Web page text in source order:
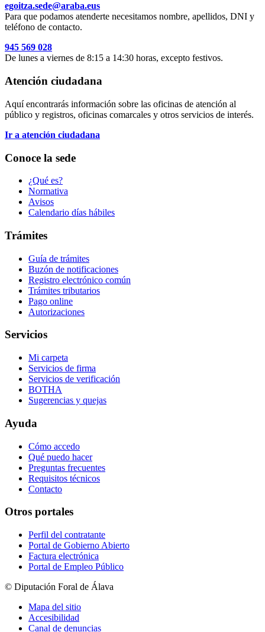
egoitza.sede@araba.eus
Para que podamos atenderte necesitamos nombre, apellidos, DNI y
teléfono de contacto.
945 569 028
De lunes a viernes de 8:15 a 14:30 horas, excepto festivos.
Atención ciudadana
Aquí encontrarás información sobre las oficinas de atención al
público y registros, oficinas comarcales y otros servicios de interés.
Ir a atención ciudadana
Conoce la sede
¿Qué es?
Normativa
Avisos
Calendario días hábiles
Trámites
Guía de trámites
Buzón de notificaciones
Registro electrónico común
Trámites tributarios
Pago online
Autorizaciones
Servicios
Mi carpeta
Servicios de firma
Servicios de verificación
BOTHA
Sugerencias y quejas
Ayuda
Cómo accedo
Qué puedo hacer
Preguntas frecuentes
Requisitos técnicos
Contacto
Otros portales
Perfil del contratante
Portal de Gobierno Abierto
Factura electrónica
Portal de Empleo Público
© Diputación Foral de Álava
Mapa del sitio
Accesibilidad
Canal de denuncias